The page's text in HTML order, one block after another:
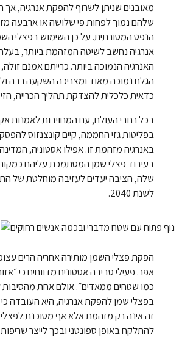
מאובנים שניתן לשרוף להפקת אנרגיה, אך
שלהם נמוך לפחות פי שלושה או ארבעה
הנפט המסורתית. על כן השימוש בפצלי
אנרגיה נחשב לשיטה המזהמת ביותר,
האנרגיה הנמוכה ביותר. כרייתם אמנם
הגלם נמוכה מאוד ומצריכה השקעה רבה
כדאית כלכלית להצדקת תהליך הכרייה,
בכל רחבי העולם, עם המחויבות לאמנות
בפליטות גזי החממה, קיים קונצנזוס
באנרגיה מזהמת זו. אפילו אסטוניה,
בעיבוד פצלי שמן המסתמכת עליהם כמקור
שלה, הציבה יעדים לעזיבה מוחלטת של
לשנת 2040.
הפקת פצלי השמן מותירה אחריה הרים
אפר. פעילי סביבה אסטונים מדווחים כי
כמו שטחים ממאדים״. אולם אחת
בפצלי שמן להפקת אנרגיה, היא העובדה
זה אינה רק מזהמת אלא אף מסוכנת.לפצלי
להתלקח באופן ספונטני ובכך לייצר